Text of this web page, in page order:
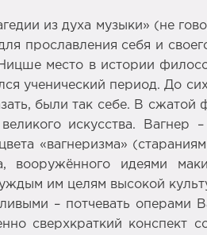
из духа музыки» (не
прославления себя и
место в истории
ученический период. До
были так себе. В
искусства. Вагнер
«вагнеризма»
вооружённого идеями
им целям высокой
– потчевать операми
сверхкраткий конспект